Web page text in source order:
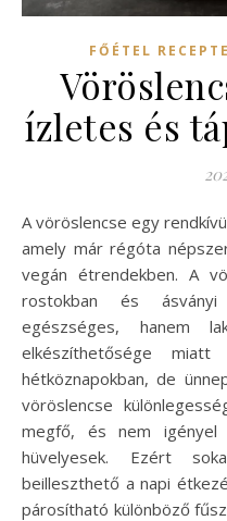
FŐÉTEL
ízletes és
A vöröslencse egy rendkívül tápláló és sokoldalú alapanyag,
amely már régóta
vegán étrendekben. A
rostokban és ásványi
egészséges, hanem
elkészíthetősége
hétköznapokban, de
vöröslencse
megfő, és nem
hüvelyesek. Ezért
beilleszthető a napi
párosítható különböző